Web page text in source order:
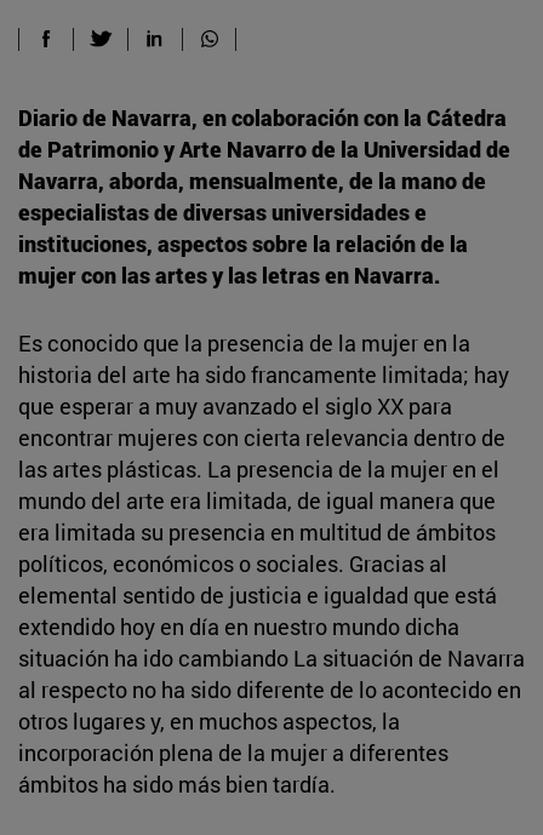
Diario de Navarra, en colaboración con la Cátedra
de Patrimonio y Arte Navarro de la Universidad de
Navarra, aborda, mensualmente, de la mano de
especialistas de diversas universidades e
instituciones, aspectos sobre la relación de la
mujer con las artes y las letras en Navarra.
Es conocido que la presencia de la mujer en la
historia del arte ha sido francamente limitada; hay
que esperar a muy avanzado el siglo XX para
encontrar mujeres con cierta relevancia dentro de
las artes plásticas. La presencia de la mujer en el
mundo del arte era limitada, de igual manera que
era limitada su presencia en multitud de ámbitos
políticos, económicos o sociales. Gracias al
elemental sentido de justicia e igualdad que está
extendido hoy en día en nuestro mundo dicha
situación ha ido cambiando La situación de Navarra
al respecto no ha sido diferente de lo acontecido en
otros lugares y, en muchos aspectos, la
incorporación plena de la mujer a diferentes
ámbitos ha sido más bien tardía.